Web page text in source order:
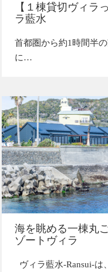
【１棟貸切ヴィラ
ラ藍水
首都圏から約1時間半
に…
海を眺める一棟丸
ゾートヴィラ
ヴィラ藍水-Ransui-は